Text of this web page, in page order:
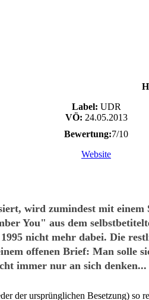
Label: UDR
VÖ: 24.05.2013
Bewertung:7/10
Website
wird zumindest mit
You" aus dem
nicht mehr dabei. Die
offenen Brief: Man solle
immer nur an sich denken...
der ursprünglichen Besetzung)